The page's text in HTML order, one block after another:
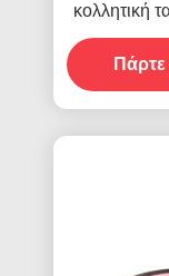
κολλητική
τη
Πάρτε